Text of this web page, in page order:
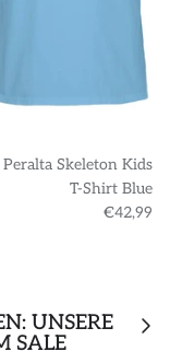
Skeleton Kids
T-Shirt Blue
€42,99
UNSERE
SALE